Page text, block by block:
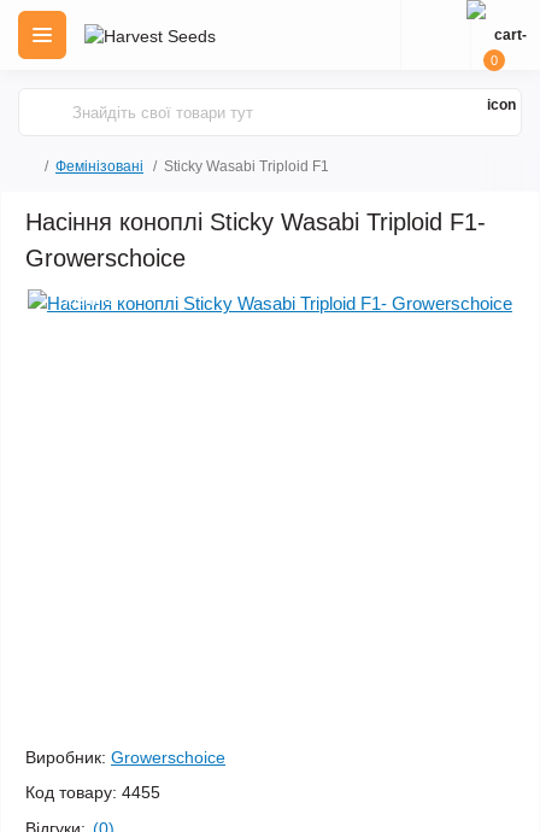
0
Фемінізовані Sticky Wasabi Triploid F1
Насіння коноплі Sticky Wasabi Triploid F1-
Growerschoice
Новинка
Виробник: Growerschoice
Код товару: 4455
Відгуки: (0)